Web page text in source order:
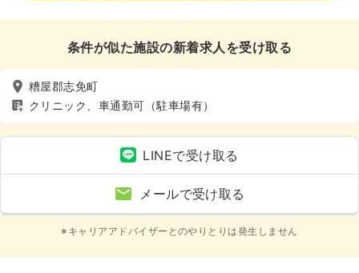
条件が似た施設の新着求人を受け取る
糟屋郡志免町
クリニック、車通勤可（駐車場有）
LINEで受け取る
メールで受け取る
※キャリアアドバイザーとのやりとりは発生しません